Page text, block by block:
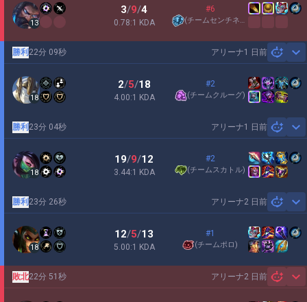
13
3/9/4
0.78:1 KDA
#6
(チームセンチネル
アリーナ1 日前
勝利 22分 09秒
18
2/5/18
4.00:1 KDA
#2
(チームクルーグ)
アリーナ1 日前
勝利 23分 04秒
18
19/9/12
3.44:1 KDA
#2
(チームスカトル)
アリーナ2 日前
勝利 23分 26秒
18
12/5/13
5.00:1 KDA
#1
(チームポロ)
アリーナ2 日前
敗北22分 51秒